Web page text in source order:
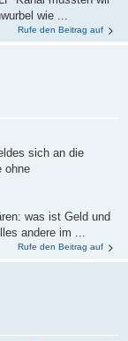
wie ...
Rufe den Beitrag auf
sich an die
ohne
was ist Geld und
andere im ...
Rufe den Beitrag auf